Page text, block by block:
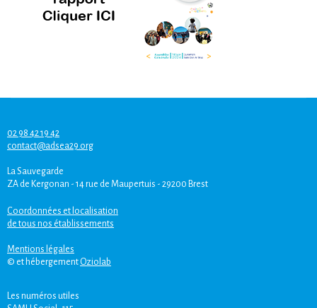
02 98 42 19 42
contact@adsea29.org
La Sauvegarde
ZA de Kergonan - 14 rue de Maupertuis - 29200 Brest
Coordonnées et localisation
de tous nos établissements
Mentions légales
© et hébergement Oziolab
Les numéros utiles